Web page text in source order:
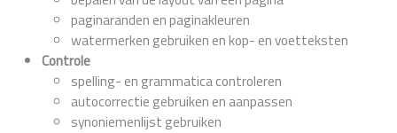
paginaranden en paginakleuren
watermerken gebruiken en kop- en voetteksten
Controle
spelling- en grammatica controleren
autocorrectie gebruiken en aanpassen
synoniemenlijst gebruiken